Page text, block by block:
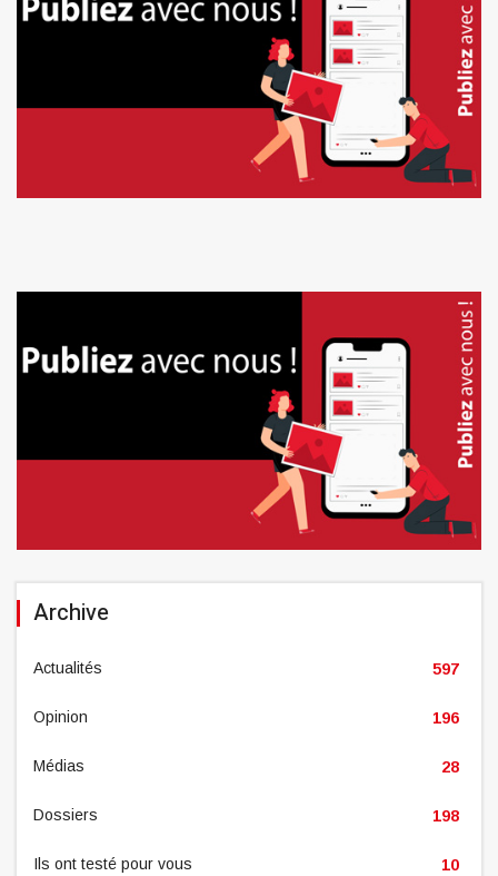
Archive
Actualités 597
Opinion 196
Médias 28
Dossiers 198
Ils ont testé pour vous 10